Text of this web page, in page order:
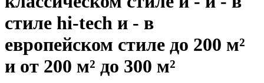
стиле hi-tech и - в
европейском стиле до 200 м²
и от 200 м² до 300 м²